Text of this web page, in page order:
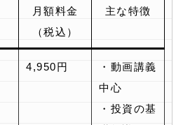
月額料金
（税込）
主な特徴
4,950円
・動画講義
中心
・投資の基